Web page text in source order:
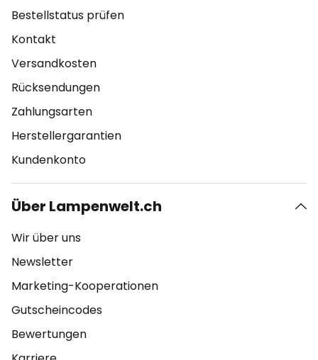
Bestellstatus prüfen
Kontakt
Versandkosten
Rücksendungen
Zahlungsarten
Herstellergarantien
Kundenkonto
Über Lampenwelt.ch
Wir über uns
Newsletter
Marketing-Kooperationen
Gutscheincodes
Bewertungen